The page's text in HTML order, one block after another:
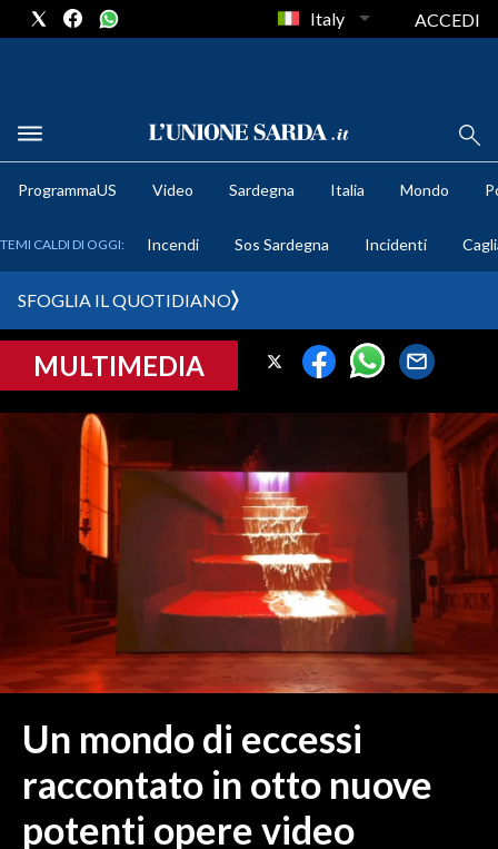
METEO
CRONACA SARDEGNA
PROVINCIA DI CAGLIARI
SULCIS IGLESIENTE
MEDIO CAMPIDANO
ORISTANO E PROVINCIA
SASSARI E PROVINCIA
NUORO E PROVINCIA
OGLIASTRA
ITALIA
MONDO
Italy ACCEDI
ProgrammaUS Video Sardegna Italia Mondo
TEMI CALDI DI OGGI: Incendi Sos Sardegna Incidenti
SFOGLIA IL QUOTIDIANO
MULTIMEDIA
Un mondo di eccessi
raccontato in otto nuove
potenti opere video